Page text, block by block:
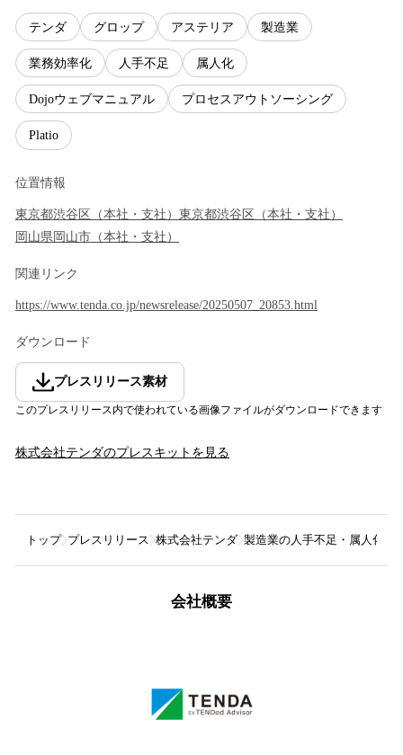
テンダ グロップ アステリア 製造業
業務効率化 人手不足 属人化
Dojoウェブマニュアル プロセスアウトソーシング
Platio
位置情報
東京都渋谷区 （本社・支社 ） 東京都渋谷区 （本社・支社 ）
岡山県 岡山市 （本社・支社 ）
関連リンク
https://www.tenda.co.jp/newsrelease/20250507_20853.html
ダウンロード
プレスリリース素材
このプレスリリース内で使われている画像ファイルがダウンロードできます
株式会社テンダのプレスキットを見る
トップ プレスリリース 株式会社テンダ 製造業の人手不足・属人化を
会社概要